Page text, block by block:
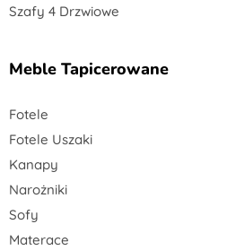
Szafy 4 Drzwiowe
Meble Tapicerowane
Fotele
Fotele Uszaki
Kanapy
Narożniki
Sofy
Materace